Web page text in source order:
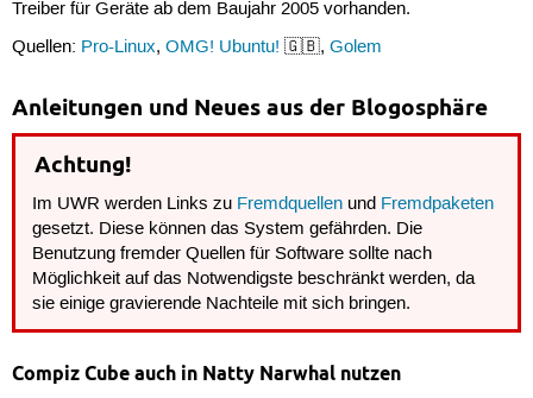
Treiber für Geräte ab dem Baujahr 2005 vorhanden.
Quellen: Pro-Linux, OMG! Ubuntu! 🇬🇧, Golem
Anleitungen und Neues aus der Blogosphäre
Achtung!
Im UWR werden Links zu Fremdquellen und Fremdpaketen
gesetzt. Diese können das System gefährden. Die
Benutzung fremder Quellen für Software sollte nach
Möglichkeit auf das Notwendigste beschränkt werden, da
sie einige gravierende Nachteile mit sich bringen.
Compiz Cube auch in Natty Narwhal nutzen